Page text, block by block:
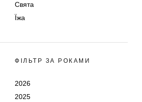
Свята
Їжа
ФІЛЬТР ЗА РОКАМИ
2026
2025